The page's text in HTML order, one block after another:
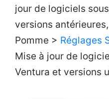
jour de logiciels
versions
Pomme > Réglages
Mise à jour de
Ventura et versions